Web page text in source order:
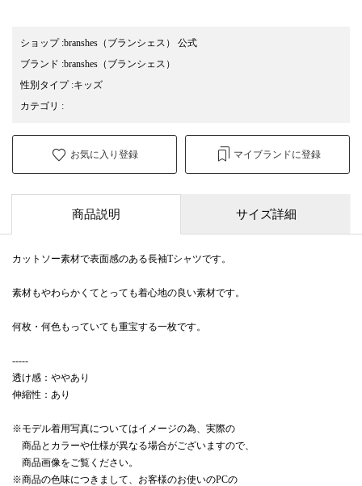
ショップ:branshes（ブランシェス） 公式
ブランド :branshes （ブランシェス）
性別タイプ:キッズ
カテゴリ :
お気に入り登録 マイブランドに登録
商品説明 サイズ詳細
カットソー素材で表面感のある長袖Tシャツです。
素材もやわらかくてとっても着心地の良い素材です。
何枚・何色もっていても重宝する一枚です。
-----
透け感：ややあり
伸縮性：あり
※モデル着用写真についてはイメージの為、実際の
商品とカラーや仕様が異なる場合がございますので、
商品画像をご覧ください。
※商品の色味につきまして、お客様のお使いのPCの